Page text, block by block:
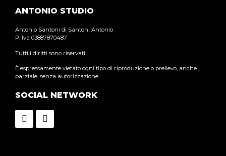
ANTONIO STUDIO
Antonio Santoni di Santoni Antonio
P. Iva 03887870487
Tutti i diritti sono riservati.
È espressamente vietato ogni tipo di riproduzione o prelievo, anche
parziale, senza autorizzazione.
SOCIAL NETWORK